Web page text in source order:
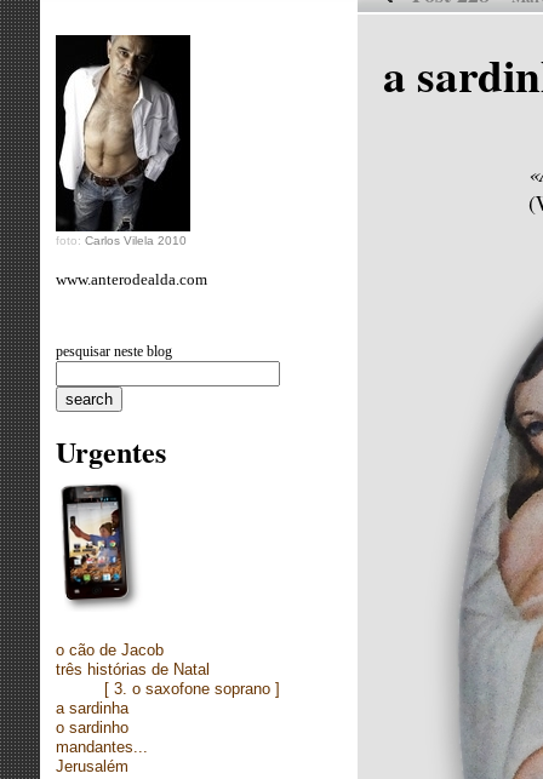
foto: Carlos Vilela 2010
www.anterodealda.com
pesquisar neste blog
Urgentes
o cão de Jacob
três histórias de Natal
[ 3. o saxofone soprano ]
a sardinha
o sardinho
mandantes...
Jerusalém
a